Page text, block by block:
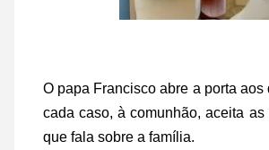
O papa Francisco abre a porta
cada caso, à comunhão, aceita
que fala sobre a família.